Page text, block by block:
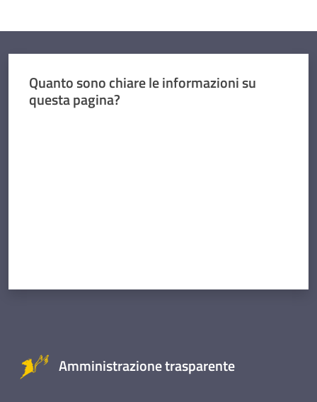
Quanto sono chiare le informazioni su
questa pagina?
Amministrazione trasparente